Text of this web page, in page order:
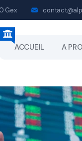
Gex
ACCUEIL A